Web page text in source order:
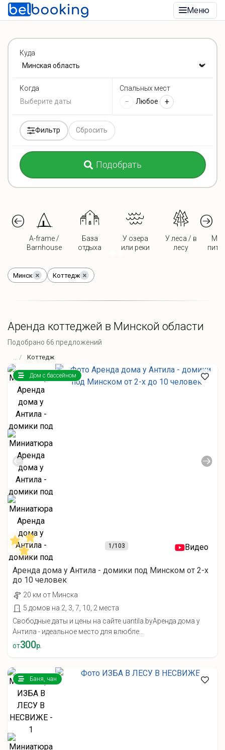
Меню
Куда
Когда Спальных мест
− Любое +
Фильтр Сбросить
Подобрать
A-frame /
Barnhouse
База
отдыха
У озера
или реки
У леса / в
лесу
Минск Коттедж
Аренда коттеджей в Минской области
Подобрано 66 предложений
Коттедж
1 /103
Дом с бассейном
Видео
Аренда дома у Антила - домики под Минском от 2-х
до 10 человек
20 км от Минска
5 домов на 2, 3, 7, 10, 2 места
Свободные даты и цены на сайте uantila.byАренда дома у
Антила - идеальное место для влюбле...
от300р.
Баня, чан